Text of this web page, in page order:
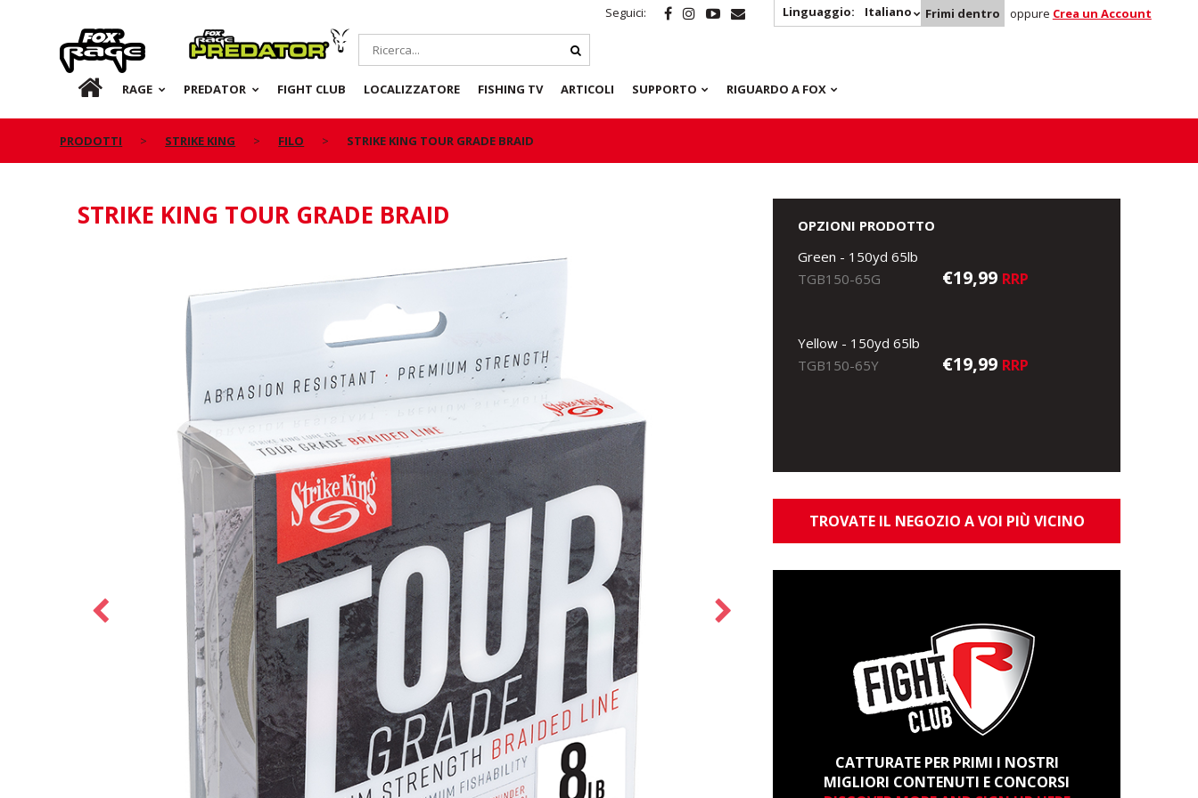
Seguici: Linguaggio: Italiano Frimi dentro oppure Crea un Account
Rage Predator
IT RAGE PREDATOR FIGHT CLUB LOCALIZZATORE FISHING TV ARTICOLI SUPPORTO RIGUARDO A FOX
PRODOTTI STRIKE KING FILO STRIKE KING TOUR GRADE BRAID
STRIKE KING TOUR GRADE BRAID
OPZIONI PRODOTTO
Green - 150yd 65lb
TGB150-65G
€19,99 RRP
Yellow - 150yd 65lb
TGB150-65Y
€19,99 RRP
TROVATE IL NEGOZIO A VOI PIÙ VICINO
CATTURATE PER PRIMI I NOSTRI
MIGLIORI CONTENUTI E CONCORSI